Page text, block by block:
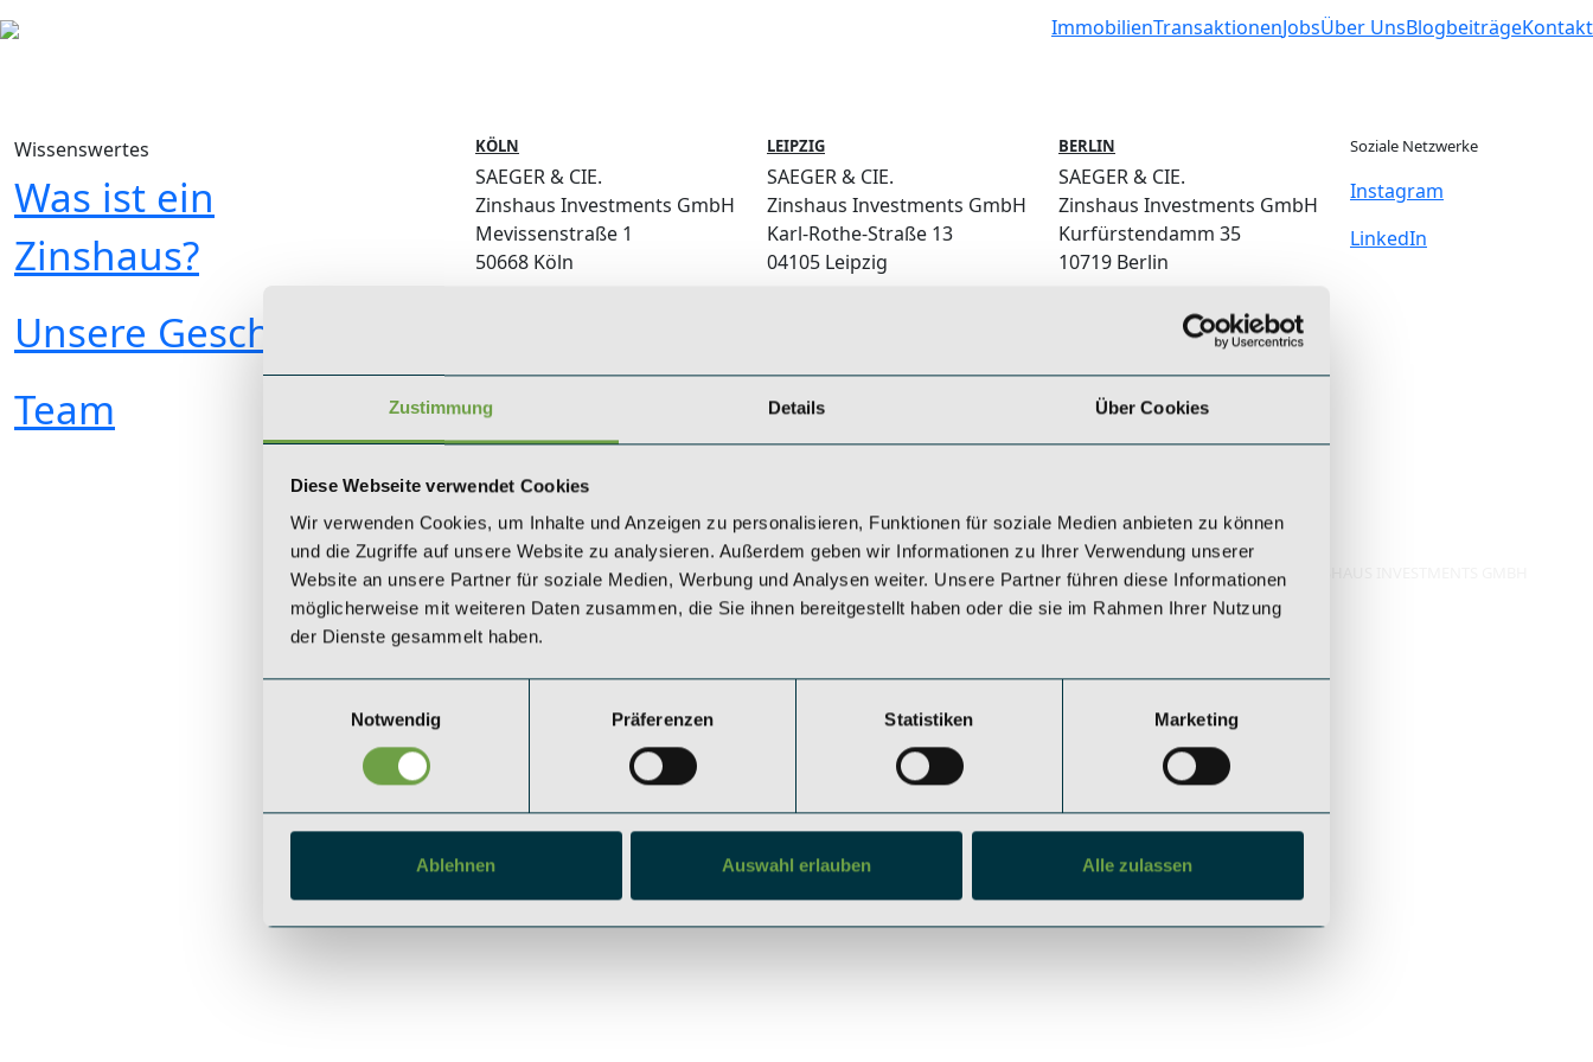
Zustimmung Details Über Cookies
Diese Webseite verwendet Cookies
Wir verwenden Cookies, um Inhalte und Anzeigen zu personalisieren, Funktionen für soziale Medien anbieten zu können
und die Zugriffe auf unsere Website zu analysieren. Außerdem geben wir Informationen zu Ihrer Verwendung unserer
Website an unsere Partner für soziale Medien, Werbung und Analysen weiter. Unsere Partner führen diese Informationen
möglicherweise mit weiteren Daten zusammen, die Sie ihnen bereitgestellt haben oder die sie im Rahmen Ihrer Nutzung
der Dienste gesammelt haben.
Notwendig
Präferenzen Statistiken Marketing
Ablehnen Auswahl erlauben Alle zulassen
ImmobilienTransaktionenJobsÜber UnsBlogbeiträgeKontakt
Wissenswertes
Was ist ein
Zinshaus?
Unsere Geschichte
Team
KÖLN
SAEGER & CIE.
Zinshaus Investments GmbH
Mevissenstraße 1
50668 Köln
LEIPZIG
SAEGER & CIE.
Zinshaus Investments GmbH
Karl-Rothe-Straße 13
04105 Leipzig
BERLIN
SAEGER & CIE.
Zinshaus Investments GmbH
Kurfürstendamm 35
10719 Berlin
+49 (0) 30 / 5199 954 - 0
berlin@saeger-cie.com
Soziale Netzwerke
Instagram
LinkedIn
Datenschutz
Rechtliche Hinweise
©2025 SAEGER & CIE ZINSHAUS INVESTMENTS GMBH